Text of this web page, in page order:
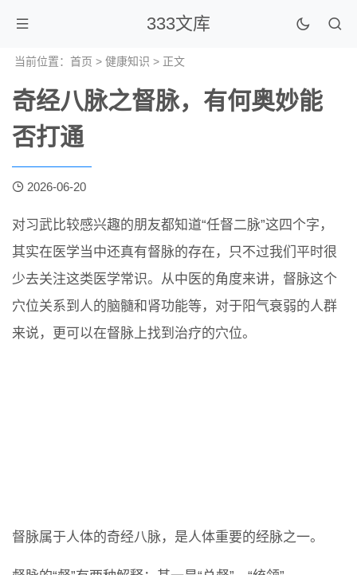
333文库
当前位置： 首页 > 健康知识 > 正文
奇经八脉之督脉，有何奥妙能
否打通
2026-06-20
对习武比较感兴趣的朋友都知道“任督二脉”这四个字，
其实在医学当中还真有督脉的存在，只不过我们平时很
少去关注这类医学常识。从中医的角度来讲，督脉这个
穴位关系到人的脑髓和肾功能等，对于阳气衰弱的人群
来说，更可以在督脉上找到治疗的穴位。
督脉属于人体的奇经八脉，是人体重要的经脉之一。